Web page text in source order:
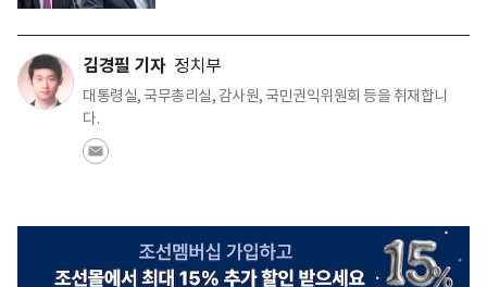
김경필 기자 정치부
대통령실, 국무총리실, 감사원, 국민권익위원회 등을 취재합니
다.